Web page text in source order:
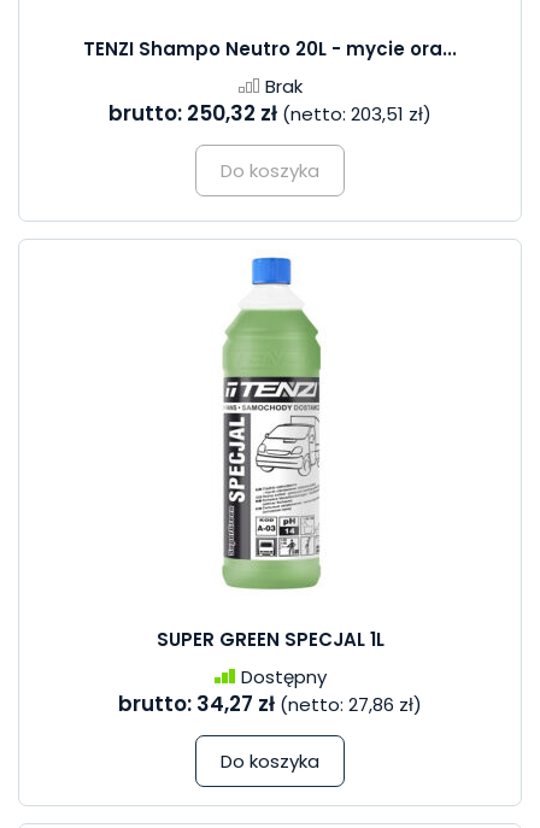
TENZI Shampo Neutro 20L - mycie ora...
Brak
brutto: 250,32 zł (netto: 203,51 zł)
Do koszyka
SUPER GREEN SPECJAL 1L
Dostępny
brutto: 34,27 zł (netto: 27,86 zł)
Do koszyka